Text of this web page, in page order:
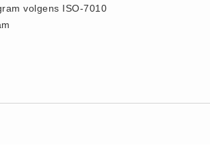
volgens ISO-7010